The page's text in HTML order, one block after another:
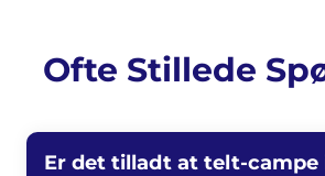
Ofte Stillede
Er det tilladt at telt-campe